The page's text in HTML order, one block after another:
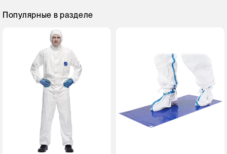
Популярные в разделе